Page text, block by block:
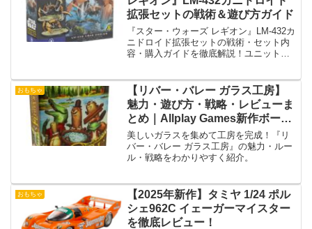
拡張セットの戦術＆遊び方ガイド
『スター・ウォーズ レギオン』LM-432カ
ニドロイド拡張セットの戦術・セット内
容・購入ガイドを徹底解説！ユニット性
おもちゃ
【リバー・バレー ガラス工房】
魅力・遊び方・戦略・レビューま
とめ｜Allplay Games新作ボード
ゲーム解説
美しいガラスを集めて工房を完成！『リ
バー・バレー ガラス工房』の魅力・ルー
ル・戦略をわかりやすく紹介。
おもちゃ
【2025年新作】タミヤ 1/24 ポル
シェ962C イェーガーマイスター
を徹底レビュー！